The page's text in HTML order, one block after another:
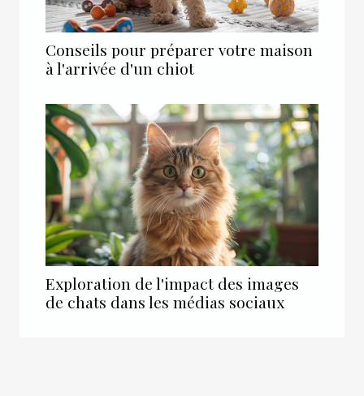
Conseils pour préparer votre maison
à l'arrivée d'un chiot
Exploration de l'impact des images
de chats dans les médias sociaux